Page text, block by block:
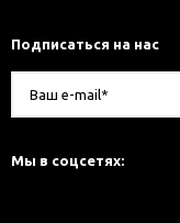
Подписаться на нас
Мы в соцсетях: